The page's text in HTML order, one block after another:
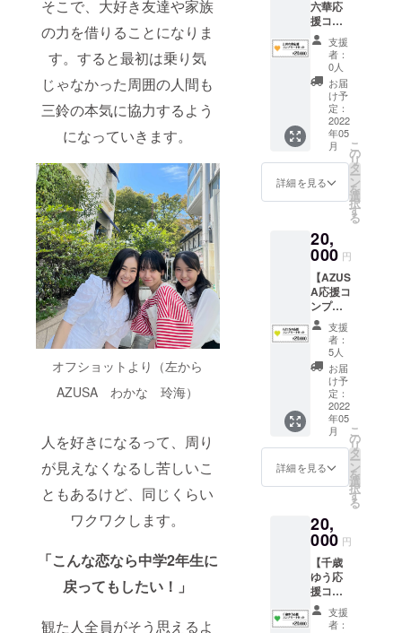
そこで、大好き友達や家族
の力を借りることになりま
す。すると最初は乗り気
じゃなかった周囲の人間も
三鈴の本気に協力するよう
になっていきます。
オフショットより（左から
AZUSA わかな 玲海）
人を好きになるって、周り
が見えなくなるし苦しいこ
ともあるけど、同じくらい
ワクワクします。
「こんな恋なら中学2年生に
戻ってもしたい！」
観た人全員がそう思えるよ
使用の
ユー
ザーID
を掲載
させて
頂きま
す。
ル調整
させて
頂きま
す。ス
ケ
ジュー
ル調整
がどう
しても
厳しい
場合
日録画
したも
らせて
頂きま
す（所
要時間
60-～90
分程
度） ・
2回目は
参加者
から提
出して
頂いた
課題
（脚本
の冒頭
10分程
度）を
添削し
た上
別
フィー
ドバッ
クしま
す。開
催日程
は2022
年１月
や公序
良俗に
反する
場合は
掲載を
お断り
させて
頂く場
合がご
ざいま
す。そ
CAMPF
IREでご
ザーID
を掲載
させて
頂きま
す
ンド
ロール
に掲載
するお
名前
(ニック
ネーム
等も可)
をご記
入くだ
さい。
るお名
前や企
上、第
３者を
特定す
る内容
や公序
良俗に
反する
場合は
掲載を
お断り
させて
頂く場
合がご
ざいま
す。そ
CAMPF
IREでご
ザーID
を掲載
させて
頂きま
す。
ど） ・
加瀬モ
モカを
含む出
演キャ
ストの
直筆寄
せ書き
データ
・エン
ドロー
ルに
special
を掲載
させて
頂きま
す。 ※
支援
時、必
ず備考
欄にエ
ンド
ロール
に掲載
するお
名前
(ニック
ネーム
をご記
入くだ
るお名
前や企
業名は
審査の
上、第
３者を
特定す
る内容
からの
お礼動
画 ・玲
海のサ
イン入
り台本
・玲海
のデジ
タル
フォト
集（撮
影時の
オフ
玲海を
含む出
演キャ
ストの
直筆寄
せ書き
データ
・エン
ドロー
ルに
special
thanks
として
お名前
を掲載
させて
頂きま
ず備考
欄にエ
ンド
ロール
に掲載
するお
名前
(ニック
六華応
援コン
プリー
ト
（2000
0円）
セッ
ト】 出
演者の
上井六
華を応
援した
い方に
おスス
メで
本編
DVD（
本編＋
メイキ
ング）
・上井
六華か
らのお
礼動画
・上井
六華の
サイン
入り台
本 ・上
井六華
のデジ
タル
オフ
ショッ
トな
ど） ・
上井六
華を含
む出演
キャス
支援
者：
0人
お届
け予
定：
2022
年05
月
詳細を見る
こ
の
リ
タ
ー
ン
を
選
択
す
る
20,
000 円
【AZUS
A応援コ
ンプ
リート
（2000
0円）
セッ
ト】 出
演者の
AZUSA
を応援
したい
方にお
ススメ
です！
・本編
本編＋
メイキ
ング）
・
AZUSA
からの
お礼動
画 ・
支援
者：
5人
お届
け予
定：
2022
年05
月
詳細を見る
こ
の
リ
タ
ー
ン
を
選
択
す
る
20,
000 円
【千歳
ゆう応
援コン
プリー
ト 支援
者：